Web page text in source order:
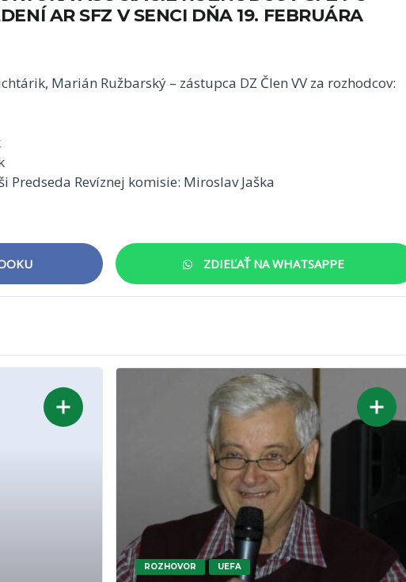
AR SFZ V SENCI DŇA 19. FEBRUÁRA
Marián Ružbarský – zástupca DZ Člen VV za rozhodcov:
Predseda Revíznej komisie: Miroslav Jaška
ZDIEĽAŤ NA WHATSAPPE
ROZHOVOR UEFA